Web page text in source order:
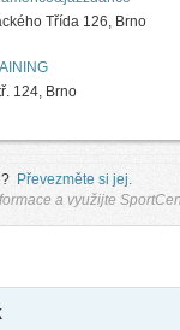
Třída 126, Brno
124, Brno
Převezměte si jej.
a využijte